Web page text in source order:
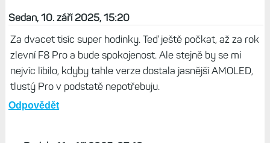
Nezkoušel jsem, ale asi ano.
Život s Garminem, 10. září 2025, 15:23
Je to například Epix Pro GB nebo Summit V2, ty
používám. Ale chce to hledat, ne všechny to zvládají.